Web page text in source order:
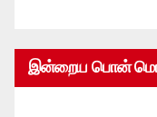
இன்றைய பொன்